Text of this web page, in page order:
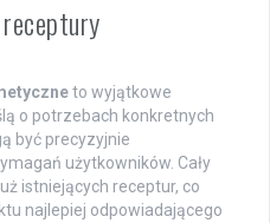
to wyjątkowe
o potrzebach konkretnych
być precyzyjnie
użytkowników. Cały
istniejących receptur, co
najlepiej odpowiadającego